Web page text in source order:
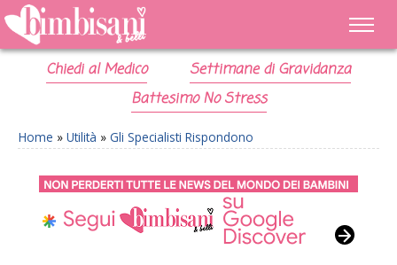
Chiedi al Medico
Settimane di Gravidanza
Battesimo No Stress
Home » Utilità » Gli Specialisti Rispondono